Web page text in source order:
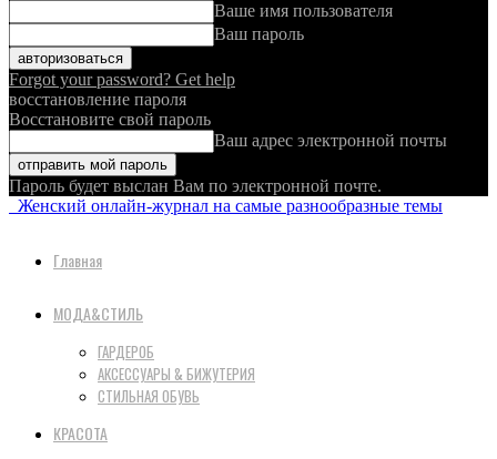
Ваше имя пользователя
Ваш пароль
Forgot your password? Get help
восстановление пароля
Восстановите свой пароль
Ваш адрес электронной почты
Пароль будет выслан Вам по электронной почте.
Женский онлайн-журнал на самые разнообразные темы
Главная
МОДА&СТИЛЬ
ГАРДЕРОБ
АКСЕССУАРЫ & БИЖУТЕРИЯ
СТИЛЬНАЯ ОБУВЬ
КРАСОТА